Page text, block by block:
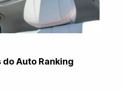
Auto Ranking